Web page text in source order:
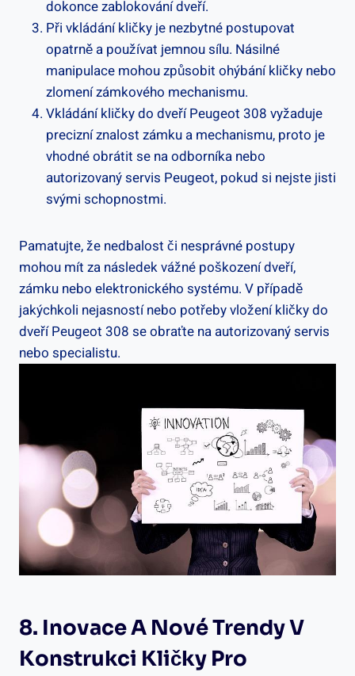
dokonce zablokování dveří.
Při vkládání kličky je nezbytné ⁤postupovat
opatrně a používat jemnou sílu. Násilné
manipulace mohou způsobit ohýbání kličky nebo⁢
zlomení zámkového mechanismu.
Vkládání kličky do dveří Peugeot 308 vyžaduje
precizní‍ znalost zámku a mechanismu, proto je
vhodné obrátit se na odborníka nebo
autorizovaný servis Peugeot, pokud si nejste jisti
svými schopnostmi.
Pamatujte, že nedbalost či nesprávné postupy
mohou mít ‌za⁣ následek vážné ⁢poškození dveří,
zámku nebo elektronického systému. V případě
jakýchkoli nejasností nebo potřeby vložení ​kličky‌ do
dveří Peugeot 308 se obraťte na autorizovaný servis
⁢nebo specialistu.
8. Inovace A Nové Trendy V
Konstrukci Kličky Pro